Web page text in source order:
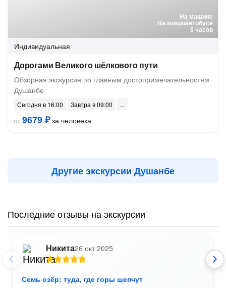
На машине
На микроавтобусе
5 часов
Индивидуальная
Дорогами Великого шёлкового пути
Обзорная экскурсия по главным достопримечательностям
Душанбе
Сегодня в 16:00
Завтра в 09:00
от9679 ₽за человека
Другие экскурсии Душанбе
Последние отзывы на экскурсии
Никита26 окт 2025
Семь озёр: туда, где горы шепчут